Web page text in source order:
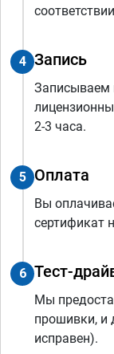
4 Запись
2-3 часа.
5 Оплата
Вы
сертификат
6 Тест-
Мы
прошивки, и
исправен).